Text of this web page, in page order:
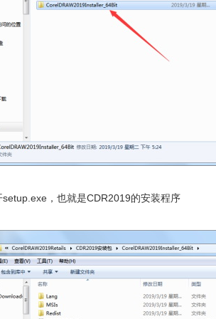
setup.exe，也就是CDR2019的安装程序